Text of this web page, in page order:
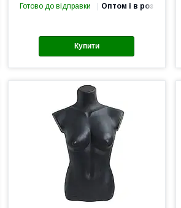
Готово до відправки Оптом і в роздріб
Купити